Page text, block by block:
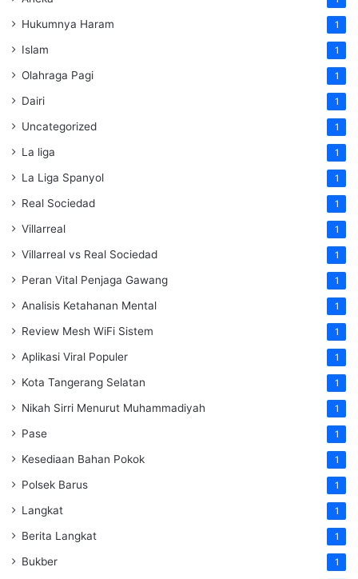
Hukumnya Haram 1
Islam 1
Olahraga Pagi 1
Dairi 1
Uncategorized 1
La liga 1
La Liga Spanyol 1
Real Sociedad 1
Villarreal 1
Villarreal vs Real Sociedad 1
Peran Vital Penjaga Gawang 1
Analisis Ketahanan Mental 1
Review Mesh WiFi Sistem 1
Aplikasi Viral Populer 1
Kota Tangerang Selatan 1
Nikah Sirri Menurut Muhammadiyah 1
Pase 1
Kesediaan Bahan Pokok 1
Polsek Barus 1
Langkat 1
Berita Langkat 1
Bukber 1